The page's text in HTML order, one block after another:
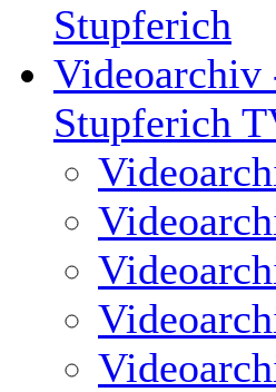
Stupferich
Videoarchiv
Stupferich